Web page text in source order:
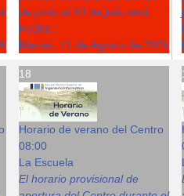
de junio al 10 de julio será
Fecha :
Martes, 11 de Agosto de 2026
18
Horario de verano del Centro
08:00
La Escuela
El horario provisional de